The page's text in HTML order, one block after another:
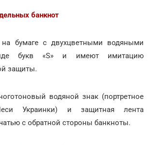
банкнот
бумаге с двухцветными водяными
букв «S» и имеют имитацию
защиты.
водяной знак (портретное
Украинки) и защитная лента
с обратной стороны банкноты.